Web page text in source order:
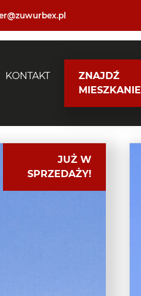
KONTAKT
ZNAJDŹ
MIESZKANIE
JUŻ W
SPRZEDAŻY!